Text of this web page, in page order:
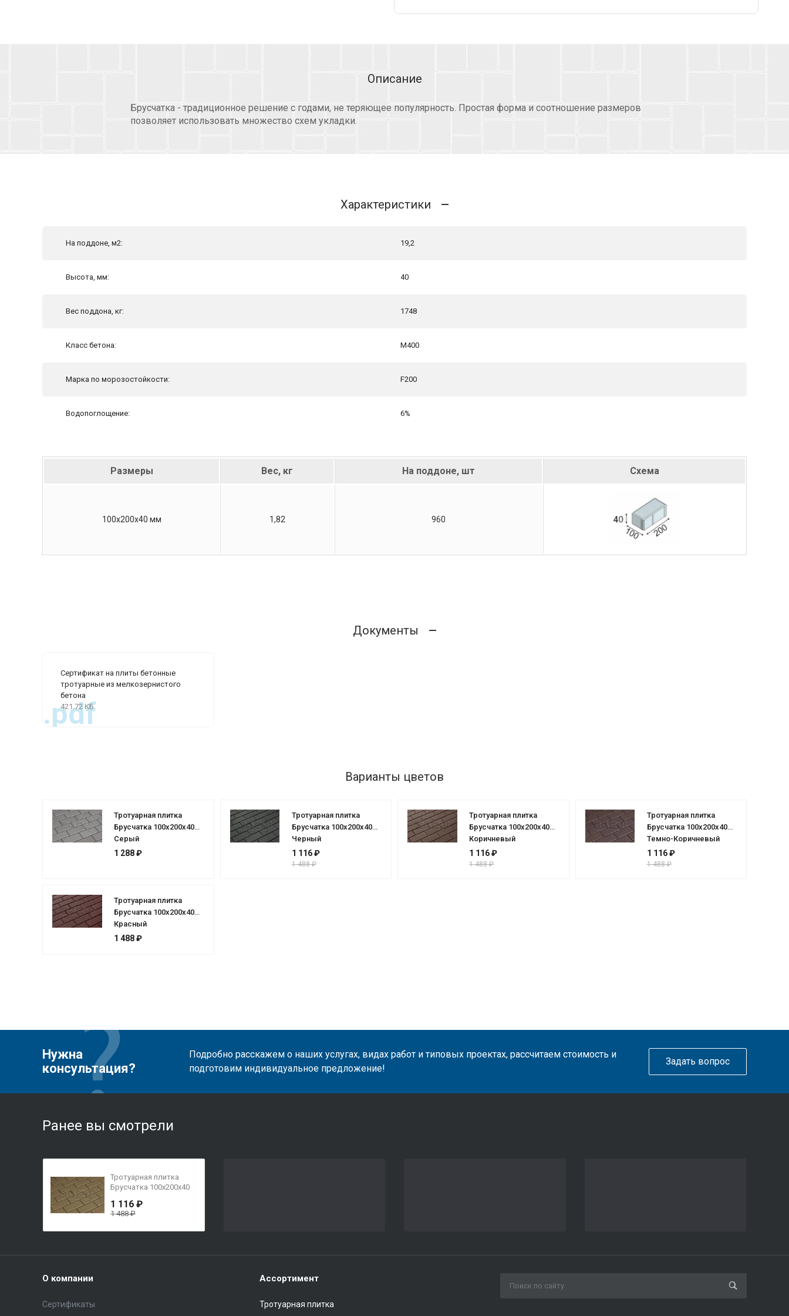
Описание
Брусчатка - традиционное решение с годами, не теряющее популярность. Простая форма и соотношение размеров
позволяет использовать множество схем укладки.
Характеристики
На поддоне, м2: 19,2
Высота, мм: 40
Вес поддона, кг: 1748
Класс бетона: М400
Марка по морозостойкости: F200
Водопоглощение: 6%
Размеры Вес, кг На поддоне, шт Схема
100х200х40 мм 1,82 960
Документы
Сертификат на плиты бетонные
тротуарные из мелкозернистого
бетона
421.72 КБ
.pdf
Варианты цветов
Тротуарная плитка
Брусчатка 100х200х40
Серый
1 288 ₽
Тротуарная плитка
Брусчатка 100х200х40
Черный
1 116 ₽
1 488 ₽
Тротуарная плитка
Брусчатка 100х200х40
Коричневый
1 116 ₽
1 488 ₽
Тротуарная плитка
Брусчатка 100х200х40
Темно-Коричневый
1 116 ₽
1 488 ₽
Тротуарная плитка
Брусчатка 100х200х40
Красный
1 488 ₽
Нужна
консультация?
Подробно расскажем о наших услугах, видах работ и типовых проектах, рассчитаем стоимость и
подготовим индивидуальное предложение!
Задать вопрос
Ранее вы смотрели
Тротуарная плитка
Брусчатка 100х200х40
1 116 ₽
1 488 ₽
О компании
Сертификаты
Ассортимент
Тротуарная плитка